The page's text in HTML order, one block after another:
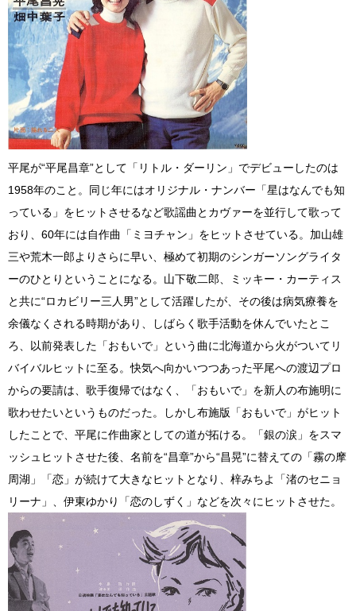
平尾が“平尾昌章”として「リトル・ダーリン」でデビューしたのは
1958年のこと。同じ年にはオリジナル・ナンバー「星はなんでも知
っている」をヒットさせるなど歌謡曲とカヴァーを並行して歌って
おり、60年には自作曲「ミヨチャン」をヒットさせている。加山雄
三や荒木一郎よりさらに早い、極めて初期のシンガーソングライタ
ーのひとりということになる。山下敬二郎、ミッキー・カーティス
と共に“ロカビリー三人男”として活躍したが、その後は病気療養を
余儀なくされる時期があり、しばらく歌手活動を休んでいたとこ
ろ、以前発表した「おもいで」という曲に北海道から火がついてリ
バイバルヒットに至る。快気へ向かいつつあった平尾への渡辺プロ
からの要請は、歌手復帰ではなく、「おもいで」を新人の布施明に
歌わせたいというものだった。しかし布施版「おもいで」がヒット
したことで、平尾に作曲家としての道が拓ける。「銀の涙」をスマ
ッシュヒットさせた後、名前を“昌章”から“昌晃”に替えての「霧の摩
周湖」「恋」が続けて大きなヒットとなり、梓みちよ「渚のセニョ
リーナ」、伊東ゆかり「恋のしずく」などを次々にヒットさせた。